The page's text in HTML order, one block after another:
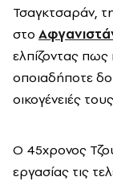
Τσαγκτσαράν,
στο
ελπίζοντας
οποιαδήποτε
οικογένειές
Ο 45χρονος
εργασίας τις